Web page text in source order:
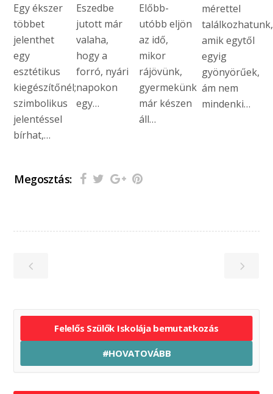
Egy ékszer
többet
jelenthet
egy
esztétikus
kiegészítőnél;
szimbolikus
jelentéssel
bírhat,…
Eszedbe
jutott már
valaha,
hogy a
forró, nyári
napokon
egy…
Előbb-
utóbb eljön
az idő,
mikor
rájövünk,
gyermekünk
már készen
áll…
mérettel
találkozhatunk,
amik egytől
egyig
gyönyörűek,
ám nem
mindenki…
Megosztás:
Felelős Szülők Iskolája bemutatkozás
#HOVATOVÁBB